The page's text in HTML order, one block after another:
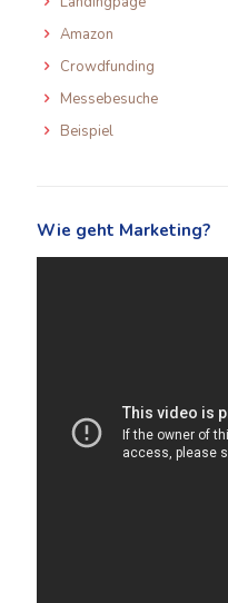
Amazon
Crowdfunding
Messebesuche
Beispiel
Wie geht Marketing?